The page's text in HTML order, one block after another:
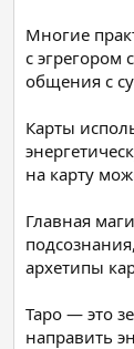
Многие
с эгрегором
общения с
Карты
на карту
Главная
архетипы
Таро — это
направить